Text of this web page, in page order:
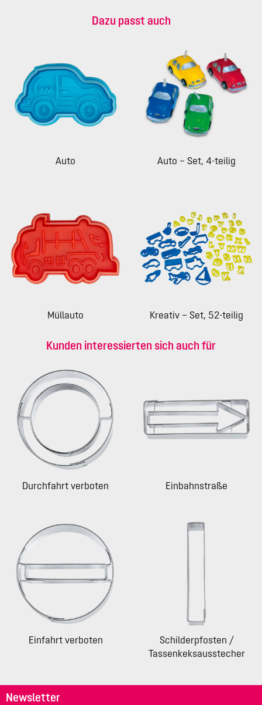
Dazu passt auch
Auto Auto – Set, 4-teilig
Müllauto Kreativ – Set, 52-teilig
Kunden interessierten sich auch für
Durchfahrt verboten Einbahnstraße
Einfahrt verboten
Schilderpfosten /
Tassenkeksausstecher
Newsletter